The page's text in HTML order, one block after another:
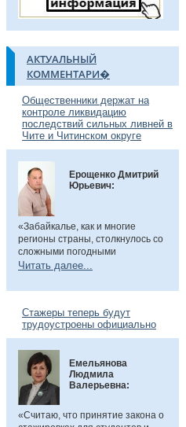
АКТУАЛЬНЫЙ
КОММЕНТАРИ�
Общественники держат на
контроле ликвидацию
последствий сильных ливней в
Чите и Читинском округе
Ерощенко Дмитрий
Юрьевич:
«Забайкалье, как и многие
регионы страны, столкнулось со
сложными погодными
условиями. Но благодаря ранее
рек во многих местах удалось
Танха и Курчина наблюдается
даже небольшой спад уровня
воды. В частности, в селе Танха
Читинского округа, в котором мы
былив прошлом году, жители
претензий не имеют. Есть
сложности в поселке
Биофабрика. Там подтоплены
приусадебные участки.
Читать далее...
Стажеры теперь будут
трудоустроены официально
Емельянова
Людмила
Валерьевна:
«Считаю, что принятие закона о